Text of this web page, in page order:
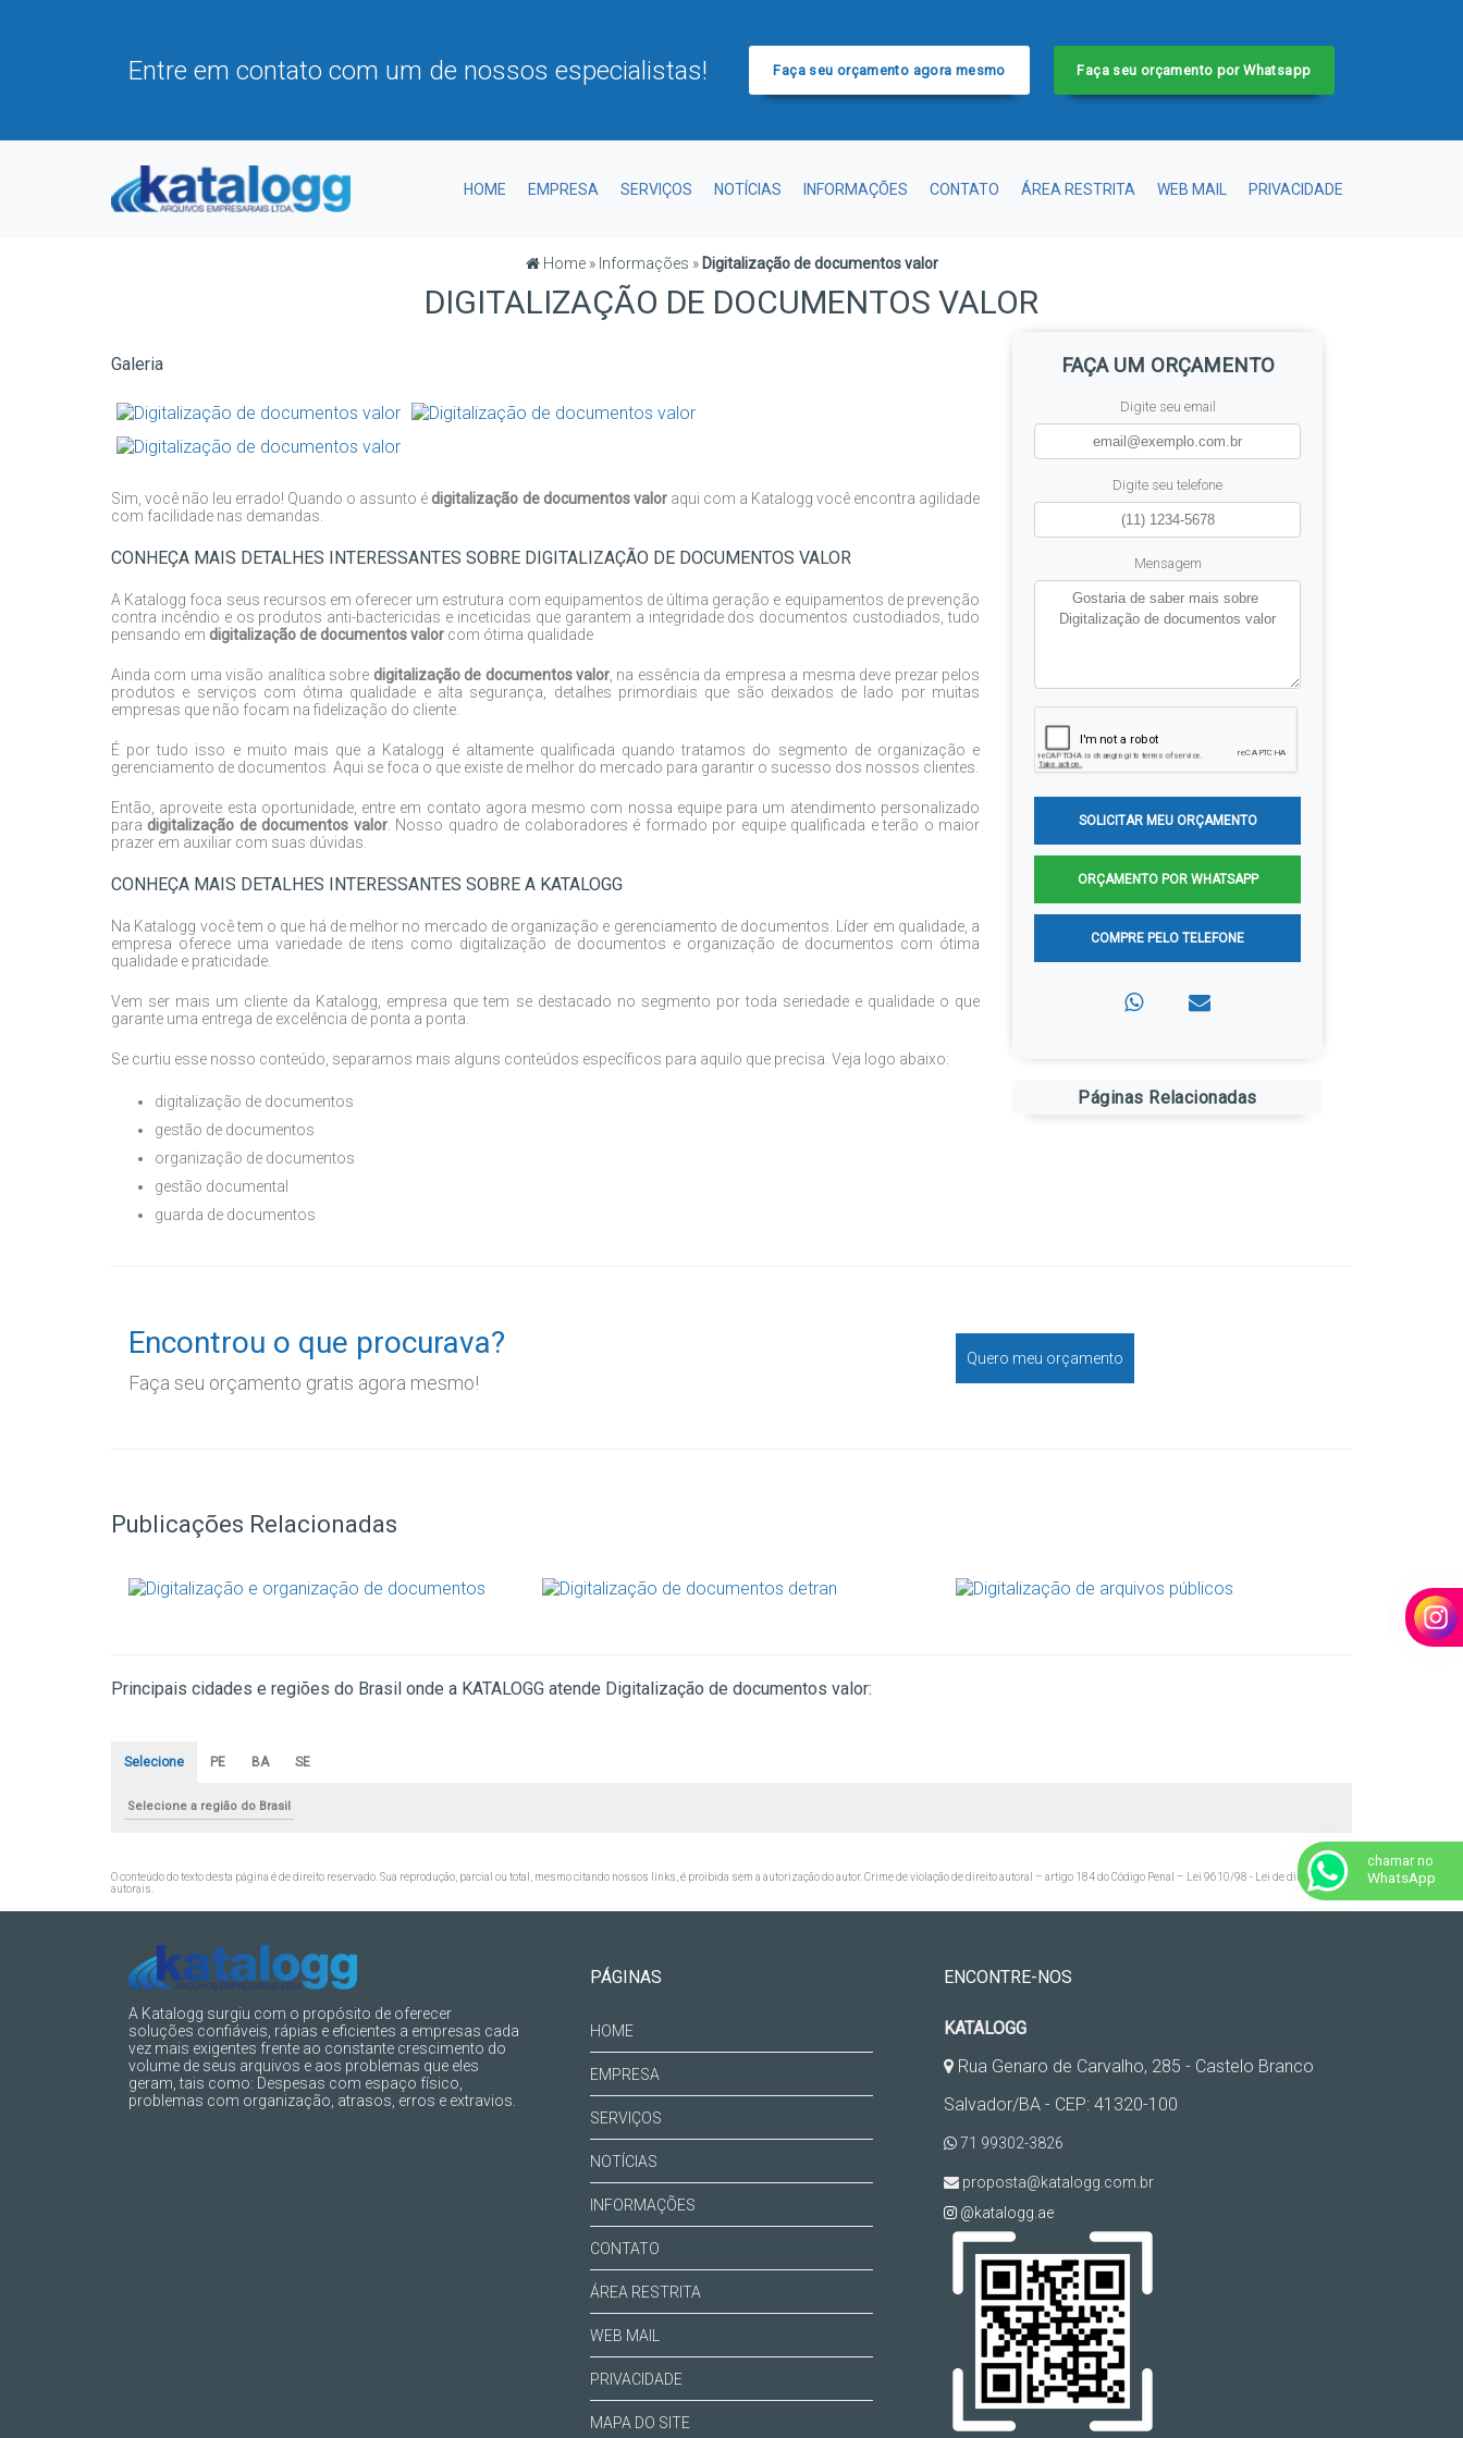
Entre em contato com um de nossos especialistas! Faça seu orçamento agora mesmo Faça seu orçamento por Whatsapp
HOME EMPRESA SERVIÇOS NOTÍCIAS INFORMAÇÕES CONTATO ÁREA RESTRITA WEB MAIL PRIVACIDADE
Home » Informações » Digitalização de documentos valor
DIGITALIZAÇÃO DE DOCUMENTOS VALOR
Galeria
Sim, você não leu errado! Quando o assunto édigitalização de documentos valoraqui com a Katalogg você encontra agilidade
com facilidade nas demandas.
CONHEÇA MAIS DETALHES INTERESSANTES SOBRE DIGITALIZAÇÃO DE DOCUMENTOS VALOR
A Katalogg foca seus recursos em oferecer um estrutura com equipamentos de última geração e equipamentos de prevenção
contra incêndio e os produtos anti-bactericidas e inceticidas que garantem a integridade dos documentos custodiados, tudo
pensando em digitalização de documentos valor com ótima qualidade
Ainda com uma visão analítica sobre digitalização de documentos valor , na essência da empresa a mesma deve prezar pelos
produtos e serviços com ótima qualidade e alta segurança, detalhes primordiais que são deixados de lado por muitas
empresas que não focam na fidelização do cliente.
É por tudo isso e muito mais que a Katalogg é altamente qualificada quando tratamos do segmento de organização e
gerenciamento de documentos. Aqui se foca o que existe de melhor do mercado para garantir o sucesso dos nossos clientes.
Então, aproveite esta oportunidade, entre em contato agora mesmo com nossa equipe para um atendimento personalizado
paradigitalização de documentos valor. Nosso quadro de colaboradores é formado por equipe qualificada e terão o maior
prazer em auxiliar com suas dúvidas.
CONHEÇA MAIS DETALHES INTERESSANTES SOBRE A KATALOGG
Na Katalogg você tem o que há de melhor no mercado de organização e gerenciamento de documentos. Líder em qualidade, a
empresa oferece uma variedade de itens como digitalização de documentos e organização de documentos com ótima
qualidade e praticidade.
Vem ser mais um cliente da Katalogg, empresa que tem se destacado no segmento por toda seriedade e qualidade o que
garante uma entrega de excelência de ponta a ponta.
Se curtiu esse nosso conteúdo, separamos mais alguns conteúdos específicos para aquilo que precisa. Veja logo abaixo:
digitalização de documentos
gestão de documentos
organização de documentos
gestão documental
guarda de documentos
FAÇA UM ORÇAMENTO
Digite seu email
Digite seu telefone
Mensagem
SOLICITAR MEU ORÇAMENTO
ORÇAMENTO POR WHATSAPP
COMPRE PELO TELEFONE
Páginas Relacionadas
Encontrou o que procurava?
Faça seu orçamento gratis agora mesmo!
Quero meu orçamento
Publicações Relacionadas
Principais cidades e regiões do Brasil onde a KATALOGG atende Digitalização de documentos valor:
Selecione PE BA SE
Selecione a região do Brasil
O conteúdo do texto desta página é de direito reservado. Sua reprodução, parcial ou total, mesmo citando nossos links, é proibida sem a autorização do autor. Crime de violação de direito autoral – artigo 184 do Código Penal –
Lei 9610/98 - Lei de direitos
autorais
A Katalogg surgiu com o propósito de oferecer
soluções confiáveis, rápias e eficientes a empresas cada
vez mais exigentes frente ao constante crescimento do
volume de seus arquivos e aos problemas que eles
geram, tais como: Despesas com espaço físico,
problemas com organização, atrasos, erros e extravios.
PÁGINAS
HOME
EMPRESA
SERVIÇOS
NOTÍCIAS
INFORMAÇÕES
CONTATO
ÁREA RESTRITA
WEB MAIL
PRIVACIDADE
MAPA DO SITE
ENCONTRE-NOS
KATALOGG
Rua Genaro de Carvalho, 285 - Castelo Branco
Salvador/BA - CEP: 41320-100
71 99302-3826
proposta@katalogg.com.br
@katalogg.ae
chamar no
WhatsApp